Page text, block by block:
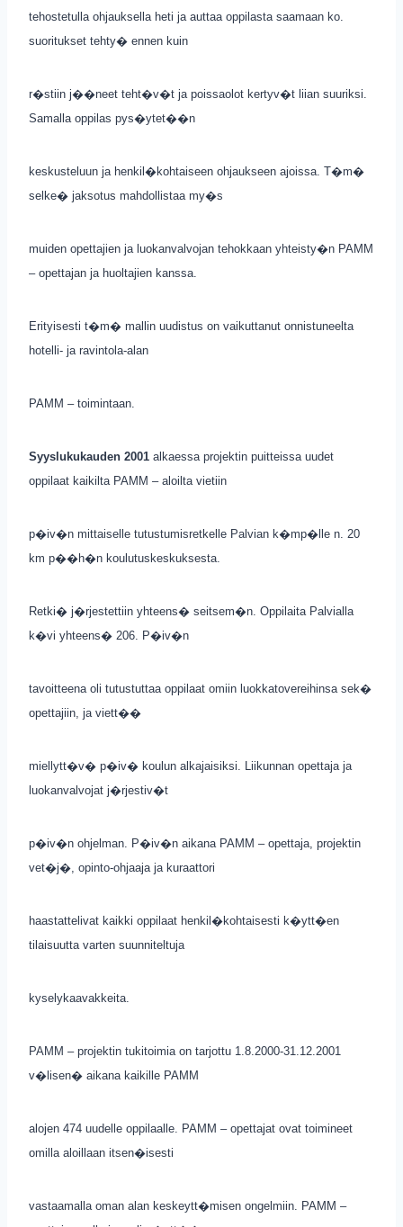
tehostetulla ohjauksella heti ja auttaa oppilasta saamaan ko.
suoritukset tehty� ennen kuin
r�stiin j��neet teht�v�t ja poissaolot kertyv�t liian suuriksi.
Samalla oppilas pys�ytet��n
keskusteluun ja henkil�kohtaiseen ohjaukseen ajoissa. T�m�
selke� jaksotus mahdollistaa my�s
muiden opettajien ja luokanvalvojan tehokkaan yhteisty�n PAMM
– opettajan ja huoltajien kanssa.
Erityisesti t�m� mallin uudistus on vaikuttanut onnistuneelta
hotelli- ja ravintola-alan
PAMM – toimintaan.
Syyslukukauden 2001 alkaessa projektin puitteissa uudet
oppilaat kaikilta PAMM – aloilta vietiin
p�iv�n mittaiselle tutustumisretkelle Palvian k�mp�lle n. 20
km p��h�n koulutuskeskuksesta.
Retki� j�rjestettiin yhteens� seitsem�n. Oppilaita Palvialla
k�vi yhteens� 206. P�iv�n
tavoitteena oli tutustuttaa oppilaat omiin luokkatovereihinsa sek�
opettajiin, ja viett��
miellytt�v� p�iv� koulun alkajaisiksi. Liikunnan opettaja ja
luokanvalvojat j�rjestiv�t
p�iv�n ohjelman. P�iv�n aikana PAMM – opettaja, projektin
vet�j�, opinto-ohjaaja ja kuraattori
haastattelivat kaikki oppilaat henkil�kohtaisesti k�ytt�en
tilaisuutta varten suunniteltuja
kyselykaavakkeita.
PAMM – projektin tukitoimia on tarjottu 1.8.2000-31.12.2001
v�lisen� aikana kaikille PAMM
alojen 474 uudelle oppilaalle. PAMM – opettajat ovat toimineet
omilla aloillaan itsen�isesti
vastaamalla oman alan keskeytt�misen ongelmiin. PAMM –